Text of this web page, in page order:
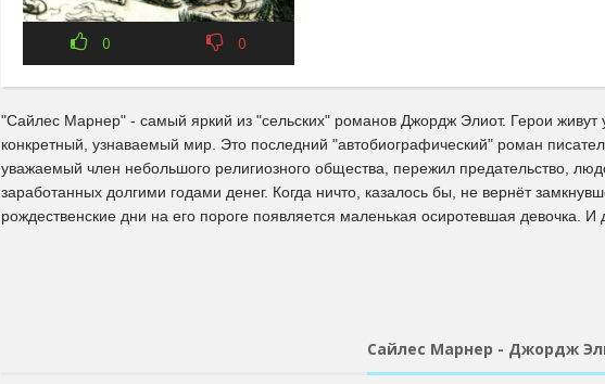
0 0
"Сайлес Марнер" - самый яркий из "сельских" романов Джордж Элиот. Герои живут
конкретный, узнаваемый мир. Это последний "автобиографический" роман
уважаемый член небольшого религиозного общества, пережил предательство,
заработанных долгими годами денег. Когда ничто, казалось бы, не вернёт
рождественские дни на его пороге появляется маленькая осиротевшая девочка. И
Сайлес Марнер - Джордж